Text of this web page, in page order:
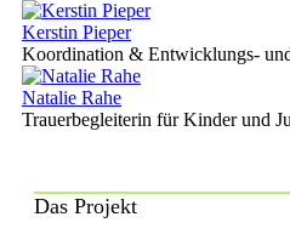
Kerstin Pieper
Koordination & Entwicklungs-
Natalie Rahe
Trauerbegleiterin für Kinder und
Das Projekt